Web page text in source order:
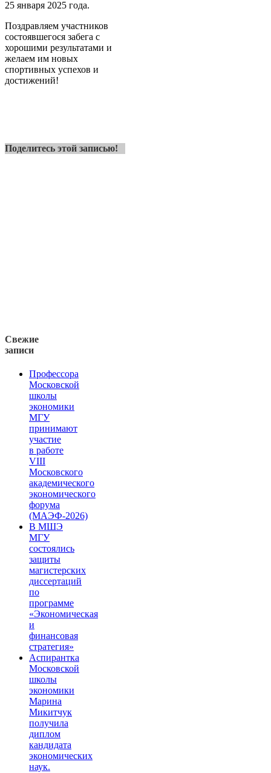
25 января 2025 года.
Поздравляем участников
состоявшегося забега с
хорошими результатами и
желаем им новых
спортивных успехов и
достижений!
Поделитесь этой записью!
Свежие
записи
Профессора
Московской
школы
экономики
МГУ
принимают
участие
в работе
VIII
Московского
академического
экономического
форума
(МАЭФ-2026)
В МШЭ
МГУ
состоялись
защиты
магистерских
диссертаций
по
программе
«Экономическая
и
финансовая
стратегия»
Аспирантка
Московской
школы
экономики
Марина
Микитчук
получила
диплом
кандидата
экономических
наук.